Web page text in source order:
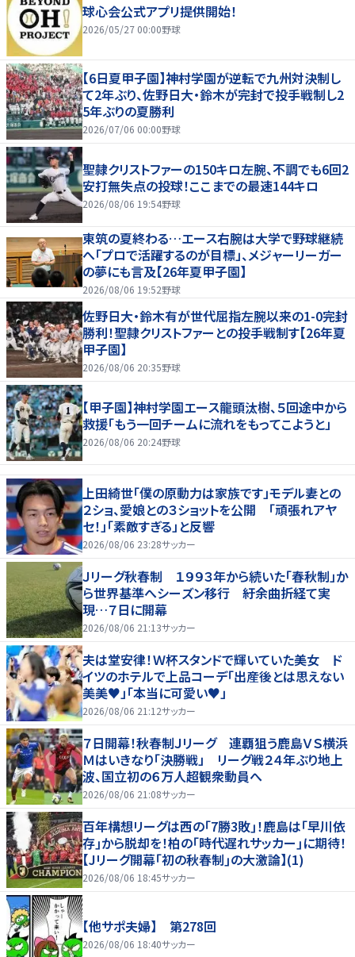
球心会公式アプリ提供開始！
2026/05/27 00:00野球
【6日夏甲子園】神村学園が逆転で九州対決制し
て2年ぶり、佐野日大・鈴木が完封で投手戦制し2
5年ぶりの夏勝利
2026/07/06 00:00野球
聖隷クリストファーの150キロ左腕、不調でも6回2
安打無失点の投球！ここまでの最速144キロ
2026/08/06 19:54野球
東筑の夏終わる…エース右腕は大学で野球継続
へ「プロで活躍するのが目標」、メジャーリーガー
の夢にも言及【26年夏甲子園】
2026/08/06 19:52野球
佐野日大・鈴木有が世代屈指左腕以来の1-0完封
勝利！聖隷クリストファーとの投手戦制す【26年夏
甲子園】
2026/08/06 20:35野球
【甲子園】神村学園エース龍頭汰樹、５回途中から
救援「もう一回チームに流れをもってこようと」
2026/08/06 20:24野球
上田綺世「僕の原動力は家族です」モデル妻との
２ショ、愛娘との３ショットを公開 「頑張れアヤ
セ！」「素敵すぎる」と反響
2026/08/06 23:28サッカー
Ｊリーグ秋春制 １９９３年から続いた「春秋制」か
ら世界基準へシーズン移行 紆余曲折経て実
現…７日に開幕
2026/08/06 21:13サッカー
夫は堂安律！Ｗ杯スタンドで輝いていた美女 ド
イツのホテルで上品コーデ「出産後とは思えない
美美♥」「本当に可愛い♥」
2026/08/06 21:12サッカー
７日開幕！秋春制Ｊリーグ 連覇狙う鹿島ＶＳ横浜
Ｍはいきなり「決勝戦」 リーグ戦２４年ぶり地上
波、国立初の６万人超観衆動員へ
2026/08/06 21:08サッカー
百年構想リーグは西の｢7勝3敗｣！鹿島は｢早川依
存｣から脱却を！柏の｢時代遅れサッカー｣に期待！
【Jリーグ開幕｢初の秋春制｣の大激論】(1)
2026/08/06 18:45サッカー
【他サポ夫婦】 第278回
2026/08/06 18:40サッカー